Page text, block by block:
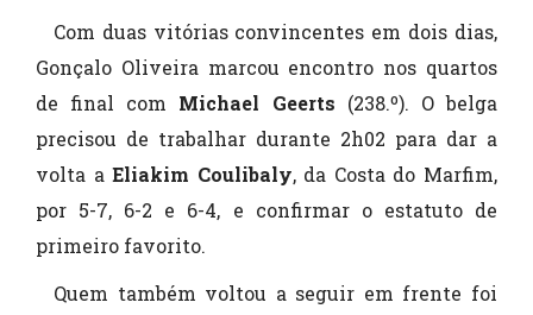
Com duas vitórias convincentes em dois dias,
Gonçalo Oliveira marcou encontro nos quartos
de final com Michael Geerts (238.º). O belga
precisou de trabalhar durante 2h02 para dar a
volta aEliakim Coulibaly, da Costa do Marfim,
por 5-7, 6-2 e 6-4, e confirmar o estatuto de
primeiro favorito.
Quem também voltou a seguir em frente foi